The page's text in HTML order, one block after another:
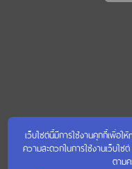
เว็บไซต์นี้มีการใช้งานคุกกี้เพื่อใ
ความสะดวกในการใช้งานเว็บไซ
ตาม